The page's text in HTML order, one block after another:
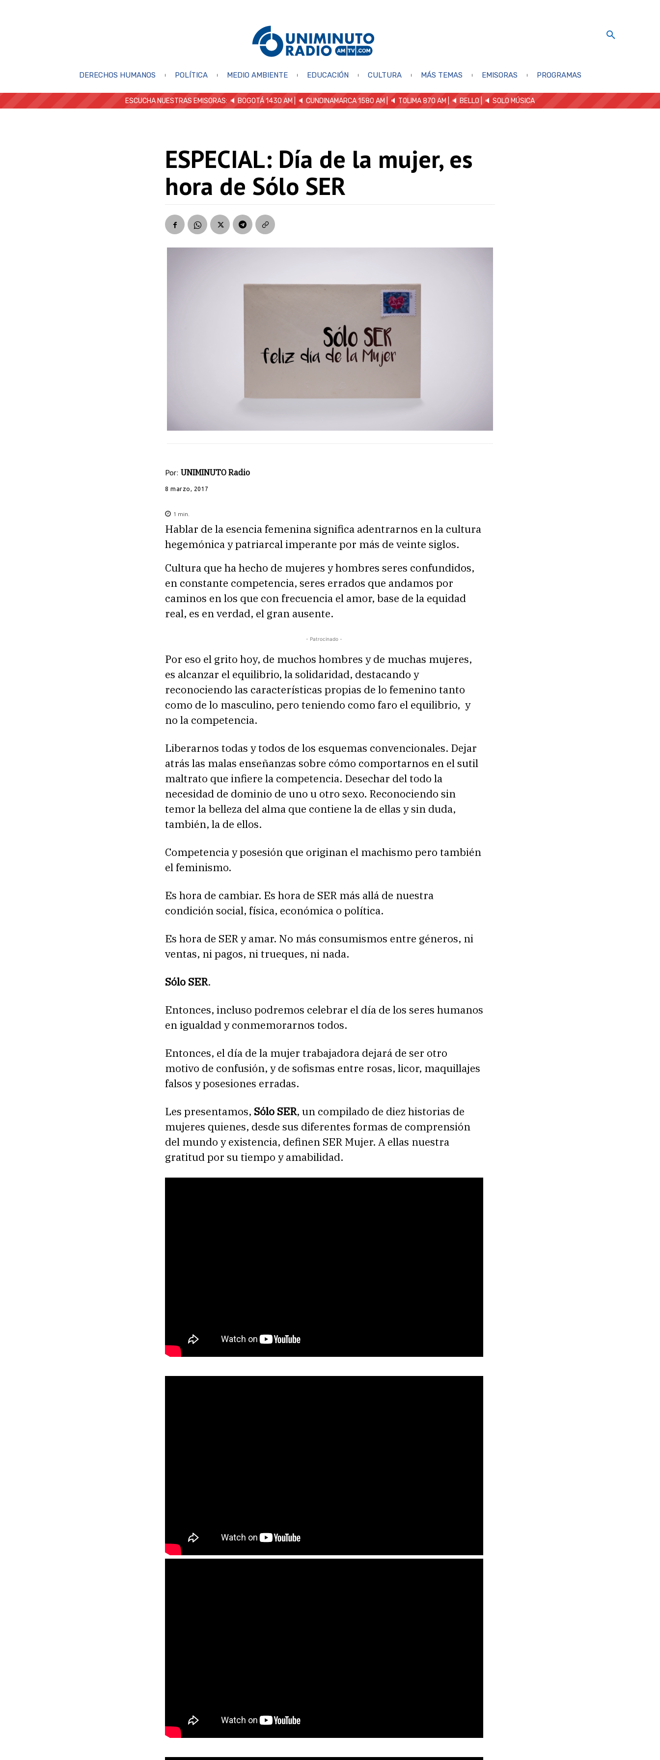
DERECHOS HUMANOS POLÍTICA MEDIO AMBIENTE EDUCACIÓN CULTURA MÁS TEMAS EMISORAS PROGRAMAS
ESCUCHA NUESTRAS EMISORAS: 🔈 BOGOTÁ 1430 AM | 🔈 CUNDINAMARCA 1580 AM | 🔈 TOLIMA 870 AM | 🔈 BELLO 🔈 SOLO MÚSICA
ESPECIAL: Día de la mujer, es
hora de Sólo SER
Por: UNIMINUTO Radio
8 marzo, 2017
1 min.
Hablar de la esencia femenina significa adentrarnos en la cultura
hegemónica y patriarcal imperante por más de veinte siglos.
Cultura que ha hecho de mujeres y hombres seres confundidos,
en constante competencia, seres errados que andamos por
caminos en los que con frecuencia el amor, base de la equidad
real, es en verdad, el gran ausente.
- Patrocinado -
Por eso el grito hoy, de muchos hombres y de muchas mujeres,
es alcanzar el equilibrio, la solidaridad, destacando y
reconociendo las características propias de lo femenino tanto
como de lo masculino, pero teniendo como faro el equilibrio, y
no la competencia.
Liberarnos todas y todos de los esquemas convencionales. Dejar
atrás las malas enseñanzas sobre cómo comportarnos en el sutil
maltrato que infiere la competencia. Desechar del todo la
necesidad de dominio de uno u otro sexo. Reconociendo sin
temor la belleza del alma que contiene la de ellas y sin duda,
también, la de ellos.
Competencia y posesión que originan el machismo pero también
el feminismo.
Es hora de cambiar. Es hora de SER más allá de nuestra
condición social, física, económica o política.
Es hora de SER y amar. No más consumismos entre géneros, ni
ventas, ni pagos, ni trueques, ni nada.
Sólo SER.
Entonces, incluso podremos celebrar el día de los seres humanos
en igualdad y conmemorarnos todos.
Entonces, el día de la mujer trabajadora dejará de ser otro
motivo de confusión, y de sofismas entre rosas, licor, maquillajes
falsos y posesiones erradas.
Les presentamos, Sólo SER, un compilado de diez historias de
mujeres quienes, desde sus diferentes formas de comprensión
del mundo y existencia, definen SER Mujer. A ellas nuestra
gratitud por su tiempo y amabilidad.